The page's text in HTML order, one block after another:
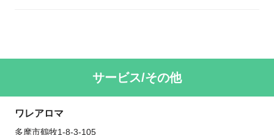
サービス/その他
ワレアロマ
多摩市鶴牧1-8-3-105